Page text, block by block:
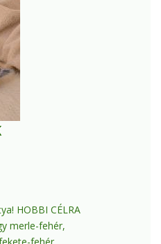
HOBBI CÉLRA
merle-fehér,